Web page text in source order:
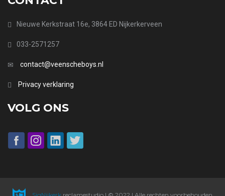
Nieuwe Kerkstraat 16e, 3864 ED Nijkerkerveen
033-2571257
contact@veenscheboys.nl
Privacy verklaring
VOLG ONS